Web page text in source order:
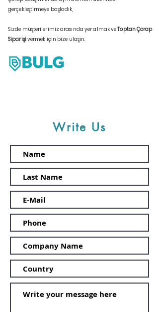
gerçekleştirmeye başladık,
Sizde müşterilerimiz arasında yer almak veToptan Çorap
Siparişivermek için bize ulaşın.
Write Us